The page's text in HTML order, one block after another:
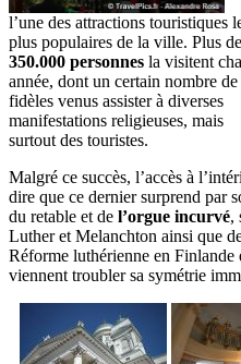
l’une des attractions touristiques
plus populaires de la ville. Plus de
350.000 personnes la visitent
année, dont un certain nombre de
fidèles venus assister à diverses
manifestations religieuses, mais
surtout des touristes.
Malgré ce succès, l’accès à
dire que ce dernier surprend par
du retable et de l’orgue incurvé,
Luther et Melanchton ainsi que
Réforme luthérienne en
viennent troubler sa symétrie